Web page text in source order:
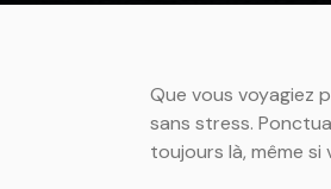
Que vous voyagiez
sans stress.
toujours là, même